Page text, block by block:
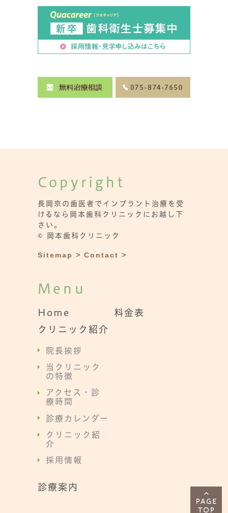
Copyright
長岡京の歯医者でインプラント治療を受
けるなら岡本歯科クリニックにお越し下
さい。
© 岡本歯科クリニック
Sitemap > Contact >
Menu
Home
クリニック紹介
院長挨拶
当クリニック
の特徴
アクセス・診
療時間
診療カレンダー
クリニック紹
介
採用情報
診療案内
料金表